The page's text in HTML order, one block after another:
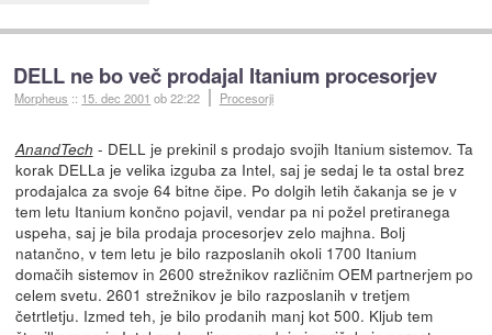
DELL ne bo več prodajal Itanium procesorjev
Morpheus :: 15. dec 2001 ob 22:22 Procesorji
AnandTech - DELL je prekinil s prodajo svojih Itanium sistemov. Ta
korak DELLa je velika izguba za Intel, saj je sedaj le ta ostal brez
prodajalca za svoje 64 bitne čipe. Po dolgih letih čakanja se je v
tem letu Itanium končno pojavil, vendar pa ni požel pretiranega
uspeha, saj je bila prodaja procesorjev zelo majhna. Bolj
natančno, v tem letu je bilo razposlanih okoli 1700 Itanium
domačih sistemov in 2600 strežnikov različnim OEM partnerjem po
celem svetu. 2601 strežnikov je bilo razposlanih v tretjem
četrtletju. Izmed teh, je bilo prodanih manj kot 500. Kljub tem